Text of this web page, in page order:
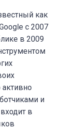
как
с 2007
в 2009
и
в